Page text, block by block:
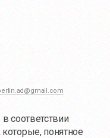
соответствии
понятное